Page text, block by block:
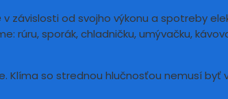
v závislosti od svojho výkonu a spotreby
rúru, sporák, chladničku, umývačku,
Klíma so strednou hlučnosťou nemusí byť